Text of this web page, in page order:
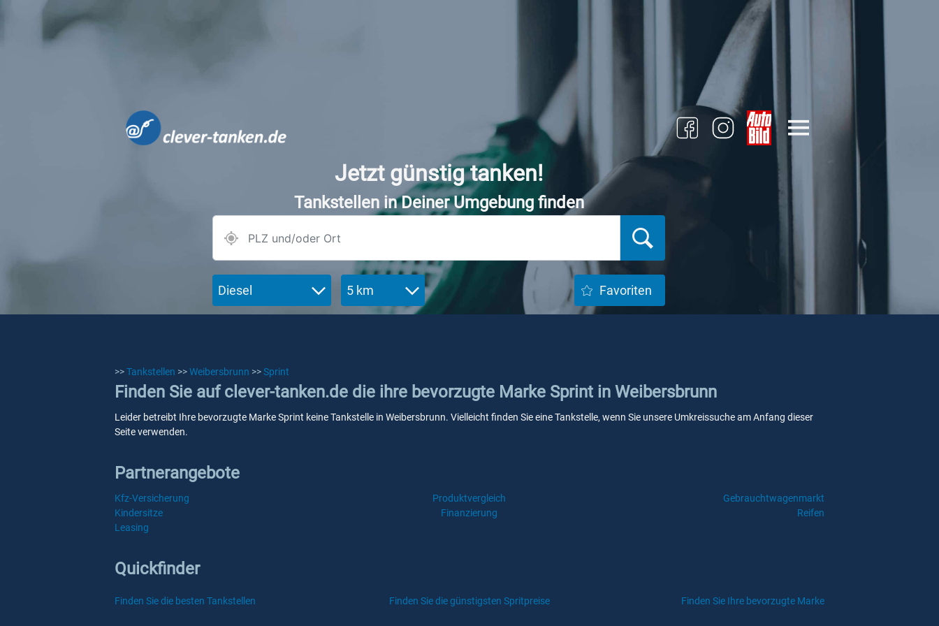
Jetzt günstig tanken!
Tankstellen in Deiner Umgebung finden
Diesel 5 km Favoriten
>>Tankstellen >>Weibersbrunn >>Sprint
Finden Sie auf clever-tanken.de die ihre bevorzugte Marke Sprint in Weibersbrunn
Leider betreibt Ihre bevorzugte Marke Sprint keine Tankstelle in Weibersbrunn. Vielleicht finden Sie eine Tankstelle, wenn Sie unsere Umkreissuche am Anfang dieser
Seite verwenden.
Partnerangebote
Kfz-Versicherung Produktvergleich
Gebrauchtwagenmarkt
Kindersitze
Finanzierung
Reifen
Leasing
Quickfinder
Finden Sie die besten Tankstellen Finden Sie die günstigsten Spritpreise Finden Sie Ihre bevorzugte Marke